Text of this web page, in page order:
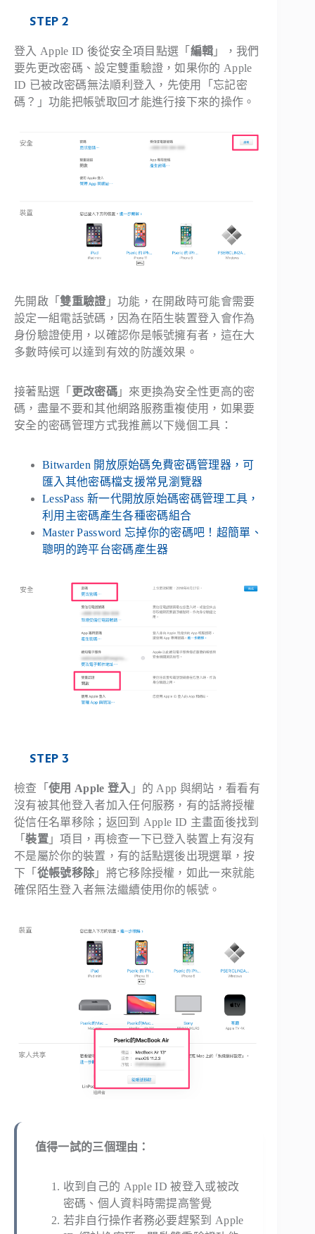
STEP 2
登入 Apple ID 後從安全項目點選「 編輯 」，我們
要先更改密碼、設定雙重驗證，如果你的 Apple
ID 已被改密碼無法順利登入，先使用「忘記密
碼？」功能把帳號取回才能進行接下來的操作。
先開啟「雙重驗證 」功能，在開啟時可能會需要
設定一組電話號碼，因為在陌生裝置登入會作為
身份驗證使用，以確認你是帳號擁有者，這在大
多數時候可以達到有效的防護效果。
接著點選「 更改密碼」來更換為安全性更高的密
碼，盡量不要和其他網路服務重複使用，如果要
安全的密碼管理方式我推薦以下幾個工具：
Bitwarden 開放原始碼免費密碼管理器，可
匯入其他密碼檔支援常見瀏覽器
LessPass 新一代開放原始碼密碼管理工具，
利用主密碼產生各種密碼組合
Master Password 忘掉你的密碼吧！超簡單、
聰明的跨平台密碼產生器
STEP 3
檢查「 使用 Apple 登入 」的 App 與網站，看看有
沒有被其他登入者加入任何服務，有的話將授權
從信任名單移除；返回到 Apple ID 主畫面後找到
「裝置」項目，再檢查一下已登入裝置上有沒有
不是屬於你的裝置，有的話點選後出現選單，按
下「 從帳號移除」將它移除授權，如此一來就能
確保陌生登入者無法繼續使用你的帳號。
值得一試的三個理由：
收到自己的 Apple ID 被登入或被改
密碼、個人資料時需提高警覺
若非自行操作者務必要趕緊到 Apple